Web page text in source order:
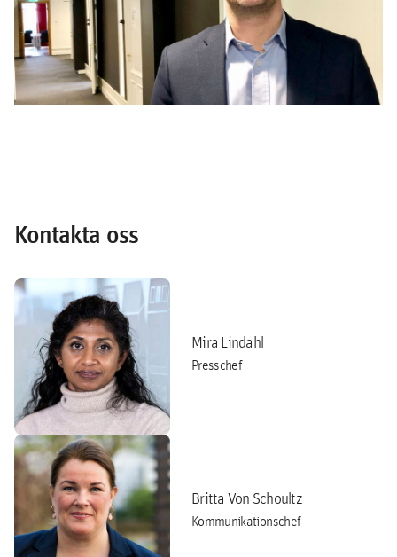
Kontakta oss
Mira Lindahl
Presschef
Britta Von Schoultz
Kommunikationschef